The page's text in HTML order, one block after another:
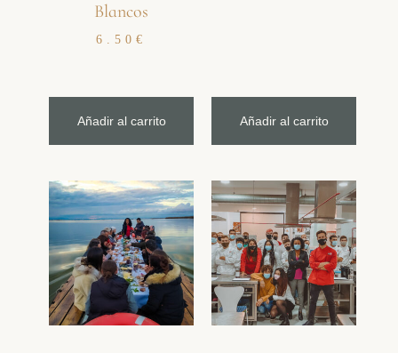
Blancos
6.50 €
Añadir al carrito Añadir al carrito